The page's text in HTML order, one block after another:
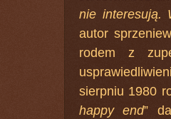
nie interesują.
autor
rodem z
sierpniu 1980
happy end”